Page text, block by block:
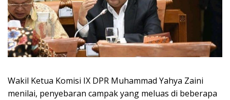
Wakil Ketua Komisi IX DPR Muhammad Yahya Zaini
menilai, penyebaran campak yang meluas di beberapa